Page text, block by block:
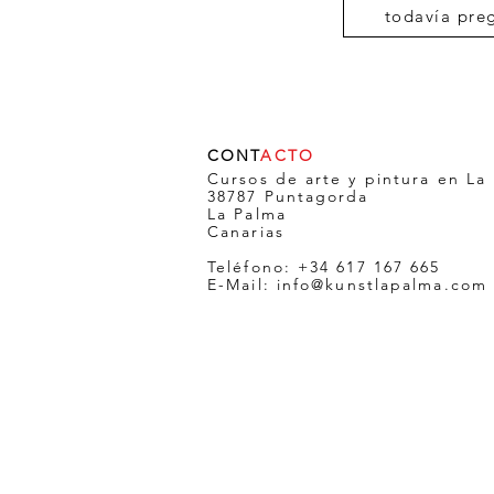
todavía
CONTACTO
Cursos de arte y pintura en La
38787 Puntagorda
La Palma
Canarias
Teléfono: +34 617 167 665
E-Mail: info@kunstlapalma.com